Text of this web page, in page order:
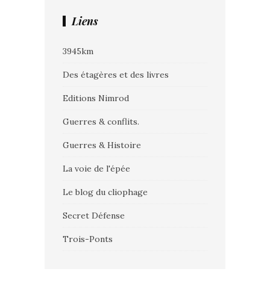
Liens
3945km
Des étagères et des livres
Editions Nimrod
Guerres & conflits.
Guerres & Histoire
La voie de l'épée
Le blog du cliophage
Secret Défense
Trois-Ponts